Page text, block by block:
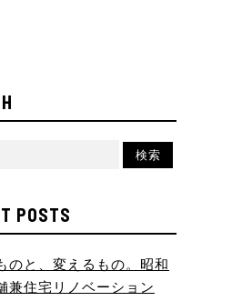
POSTS
のと、変えるもの。昭和
兼住宅リノベーション